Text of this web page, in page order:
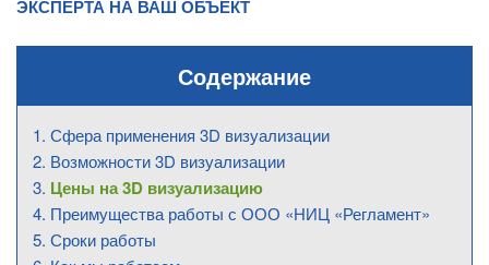
ЭКСПЕРТА НА ВАШ ОБЪЕКТ
Содержание
Сфера применения 3D визуализации
Возможности 3D визуализации
Цены на 3D визуализацию
Преимущества работы с ООО «НИЦ «Регламент»
Сроки работы